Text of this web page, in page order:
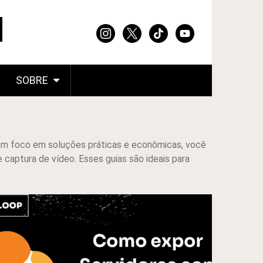
SOBRE
foco em soluções práticas e econômicas, você
de vídeo. Esses guias são ideais para